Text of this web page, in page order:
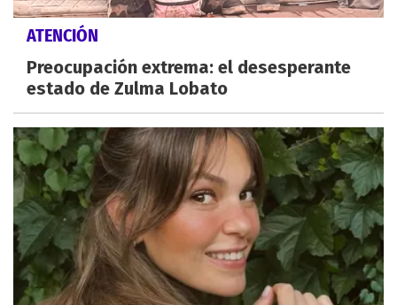
ATENCIÓN
Preocupación extrema: el desesperante
estado de Zulma Lobato